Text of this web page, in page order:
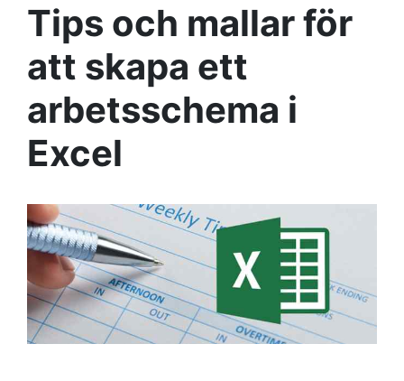
Tips och mallar för
att skapa ett
arbetsschema i
Excel